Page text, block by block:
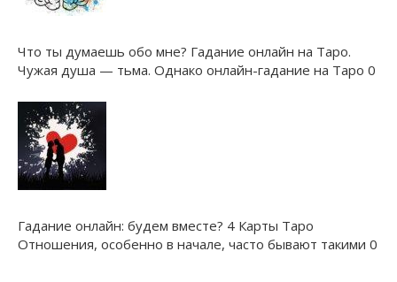
Что ты думаешь обо мне? Гадание онлайн на Таро.
Чужая душа — тьма. Однако онлайн-гадание на Таро 0
Гадание онлайн: будем вместе? 4 Карты Таро
Отношения, особенно в начале, часто бывают такими 0